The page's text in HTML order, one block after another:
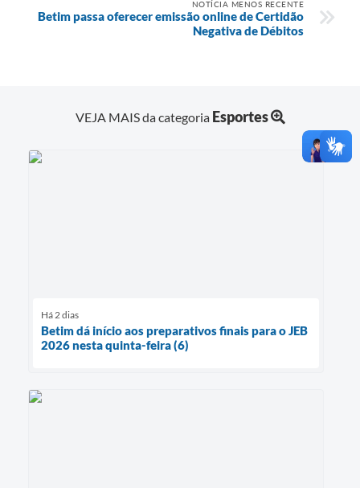
NOTÍCIA MENOS RECENTE
Betim passa oferecer emissão online de Certidão
Negativa de Débitos
VEJA MAIS da categoria Esportes
Há 2 dias
Betim dá início aos preparativos finais para o JEB
2026 nesta quinta-feira (6)